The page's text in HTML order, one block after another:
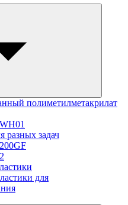
полиметилметакрилат
задач
для